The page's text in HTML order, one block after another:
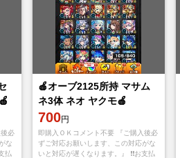
必
な
払
🍎オーブ2125所持 マサム
ネ3体 ネオ ヤクモ🍎
700円
即購入ＯＫコメント不要 『ご購入後必
ずご対応お願いします、この対応がな
いと対応が遅くなります。』 ❗️❗️お支払